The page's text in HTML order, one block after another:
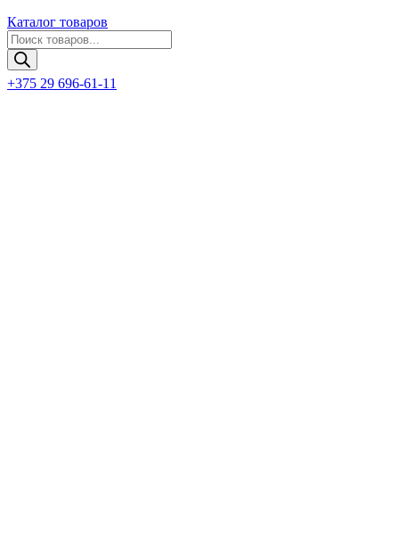
Каталог товаров
Поиск
товаров
+375 29 696-61-11